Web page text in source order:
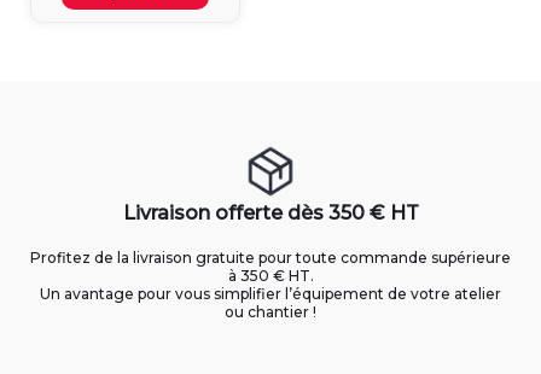
Livraison offerte dès 350 € HT
Profitez de la livraison gratuite pour toute commande supérieure
à 350 € HT.
Un avantage pour vous simplifier l’équipement de votre atelier
ou chantier !